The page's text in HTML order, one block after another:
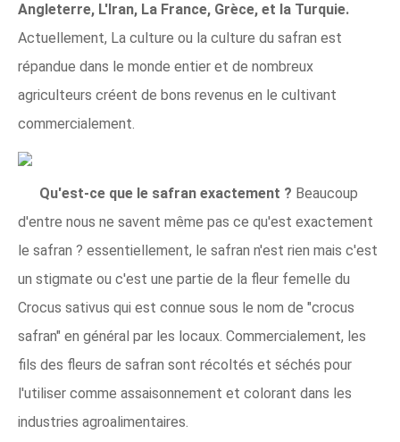
Angleterre, L'Iran, La France, Grèce, et la Turquie.
Actuellement, La culture ou la culture du safran est
répandue dans le monde entier et de nombreux
agriculteurs créent de bons revenus en le cultivant
commercialement.
Qu'est-ce que le safran exactement ? Beaucoup
d'entre nous ne savent même pas ce qu'est exactement
le safran ? essentiellement, le safran n'est rien mais c'est
un stigmate ou c'est une partie de la fleur femelle du
Crocus sativus qui est connue sous le nom de "crocus
safran" en général par les locaux. Commercialement, les
fils des fleurs de safran sont récoltés et séchés pour
l'utiliser comme assaisonnement et colorant dans les
industries agroalimentaires.